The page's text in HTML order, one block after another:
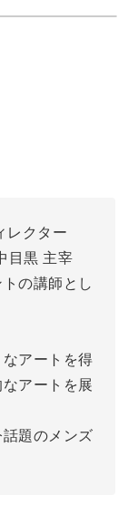
レクター
目黒 主宰
の講師とし
アートを得
アートを展
題のメンズ